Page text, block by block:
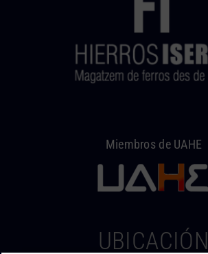
Miembros de UAHE
UBICACIÓN